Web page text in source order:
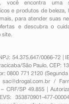
você encontra uma
e produtos de beleza,
para atender suas
e descubra o
site.
54.375.647/0066-72 |
São Paulo, CEP:
0800 771 2120
sac@drogal.com.br/
CRF/SP 49.855 |
353870901-477-